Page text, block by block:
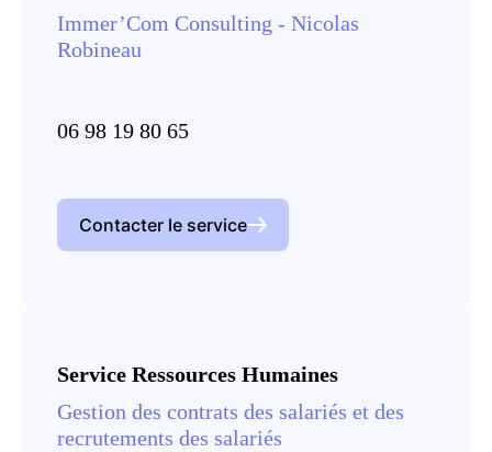
Immer’Com Consulting - Nicolas
Robineau
06 98 19 80 65
Contacter le service
Service Ressources Humaines
Gestion des contrats des salariés et des
recrutements des salariés